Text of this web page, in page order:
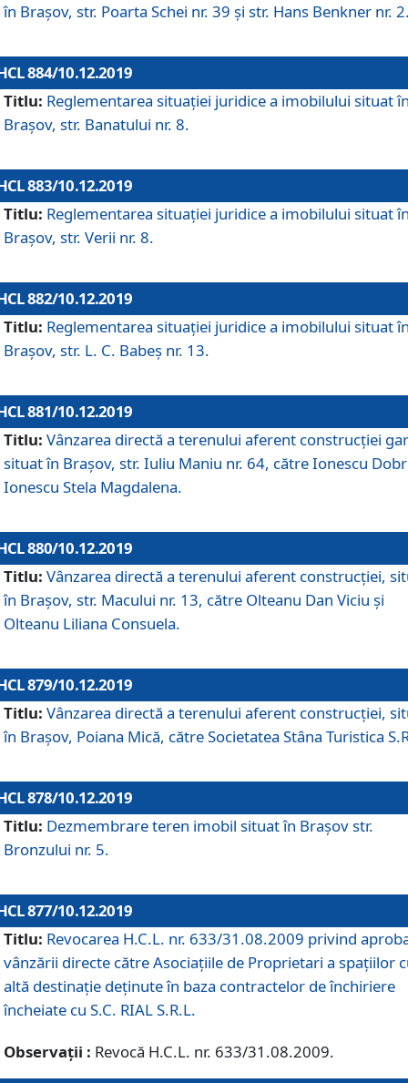
în Brașov, str. Poarta Schei nr. 39 și str. Hans Benkner nr.
884/10.12.2019
Titlu: Reglementarea situației juridice a imobilului situat
Brașov, str. Banatului nr. 8.
883/10.12.2019
Titlu: Reglementarea situației juridice a imobilului situat
Brașov, str. Verii nr. 8.
882/10.12.2019
Titlu: Reglementarea situației juridice a imobilului situat
Brașov, str. L. C. Babeș nr. 13.
881/10.12.2019
Titlu: Vânzarea directă a terenului aferent construcției
situat în Brașov, str. Iuliu Maniu nr. 64, către Ionescu
Ionescu Stela Magdalena.
880/10.12.2019
Titlu: Vânzarea directă a terenului aferent construcției,
în Brașov, str. Macului nr. 13, către Olteanu Dan Viciu și
Olteanu Liliana Consuela.
879/10.12.2019
Titlu: Vânzarea directă a terenului aferent construcției,
în Brașov, Poiana Mică, către Societatea Stâna Turistica
878/10.12.2019
Titlu: Dezmembrare teren imobil situat în Brașov str.
Bronzului nr. 5.
877/10.12.2019
Titlu: Revocarea H.C.L. nr. 633/31.08.2009 privind
vânzării directe către Asociațiile de Proprietari a spațiilor
altă destinație deținute în baza contractelor de închiriere
încheiate cu S.C. RIAL S.R.L.
Observații : Revocă H.C.L. nr. 633/31.08.2009.